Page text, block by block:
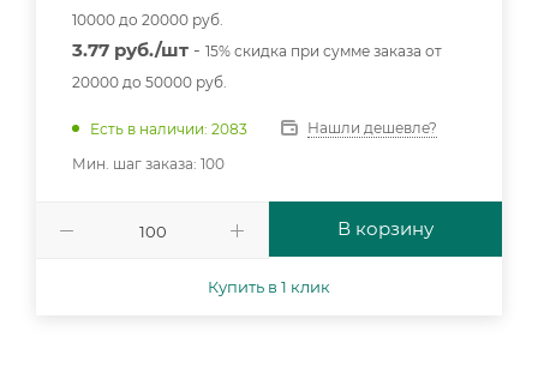
10000 до 20000 руб.
3.77 руб./шт - 15% скидка при сумме заказа от
20000 до 50000 руб.
Есть в наличии: 2083
Нашли дешевле?
Мин. шаг заказа: 100
В корзину
Купить в 1 клик